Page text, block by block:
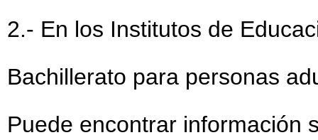
2.- En los Institutos de
Bachillerato para personas
Puede encontrar información